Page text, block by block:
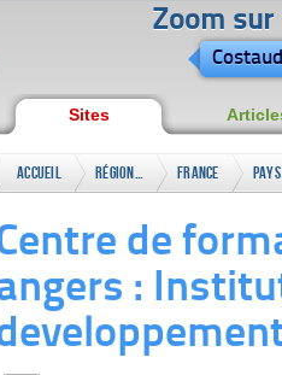
Zoom sur
Sites
Accueil Régional France
de
: